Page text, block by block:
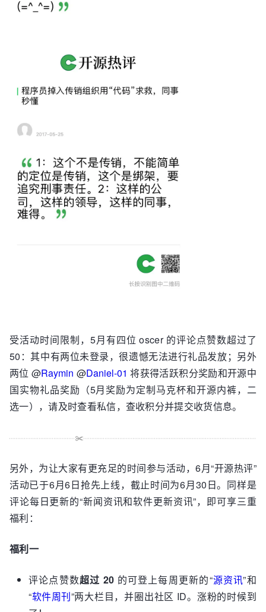
受活动时间限制，5月有四位 oscer 的评论点赞数超过了
50：其中有两位未登录，很遗憾无法进行礼品发放；另外
两位 @Raymin @Daniel-01 将获得活跃积分奖励和开源中
国实物礼品奖励（5月奖励为定制马克杯和开源内裤，二
选一），请及时查看私信，查收积分并提交收货信息。
另外，为让大家有更充足的时间参与活动，6月“开源热评”
活动已于6月6日抢先上线，截止时间为6月30日。同样是
评论每日更新的“新闻资讯和软件更新资讯”，即可享三重
福利：
福利一
评论点赞数超过 20 的可登上每周更新的“源资讯”和
“软件周刊”两大栏目，并圈出社区 ID。涨粉的时候到